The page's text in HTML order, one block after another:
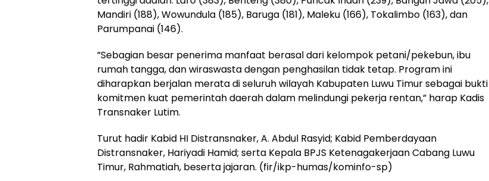
Mandiri (188), Wowundula (185), Baruga (181), Maleku (166), Tokalimbo (163), dan
Parumpanai (146).
‎”Sebagian besar penerima manfaat berasal dari kelompok petani/pekebun, ibu
rumah tangga, dan wiraswasta dengan penghasilan tidak tetap. Program ini
diharapkan berjalan merata di seluruh wilayah Kabupaten Luwu Timur sebagai bukti
komitmen kuat pemerintah daerah dalam melindungi pekerja rentan,” harap Kadis
Transnaker Lutim.
‎Turut hadir Kabid HI Distransnaker, A. Abdul Rasyid; Kabid Pemberdayaan
Distransnaker, Hariyadi Hamid; serta Kepala BPJS Ketenagakerjaan Cabang Luwu
Timur, Rahmatiah, beserta jajaran. (fir/ikp-humas/kominfo-sp)